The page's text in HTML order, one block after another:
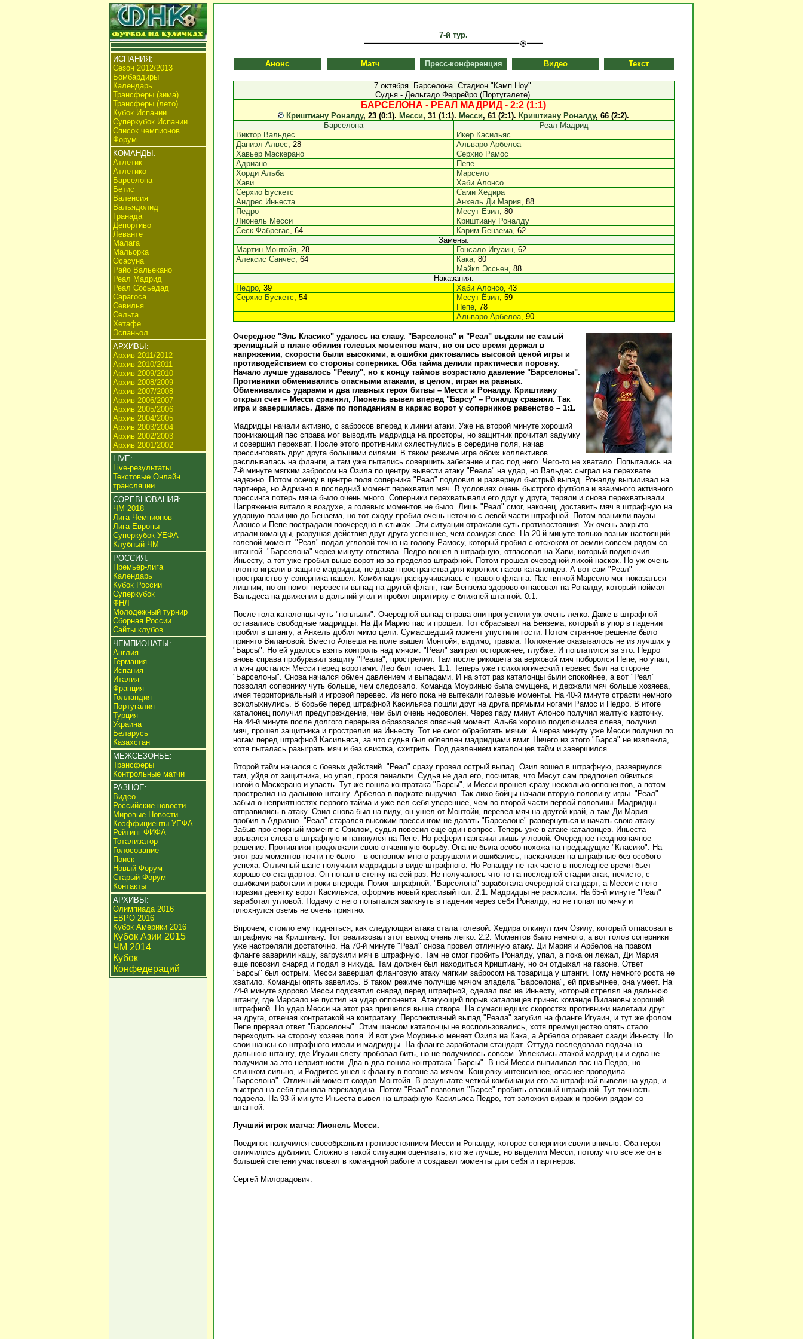
ИСПАНИЯ:
Сезон 2012/2013
Бомбардиры
Календарь
Трансферы (зима)
Трансферы (лето)
Кубок Испании
Суперкубок Испании
Список чемпионов
Форум
КОМАНДЫ:
Атлетик
Атлетико
Барселона
Бетис
Валенсия
Вальядолид
Гранада
Депортиво
Леванте
Малага
Мальорка
Осасуна
Райо Вальекано
Реал Мадрид
Реал Сосьедад
Сарагоса
Севилья
Сельта
Хетафе
Эспаньол
АРХИВЫ:
Архив 2011/2012
Архив 2010/2011
Архив 2009/2010
Архив 2008/2009
Архив 2007/2008
Архив 2006/2007
Архив 2005/2006
Архив 2004/2005
Архив 2003/2004
Архив 2002/2003
Архив 2001/2002
LIVE:
Live-результаты
Текстовые Онлайн
трансляции
СОРЕВНОВАНИЯ:
ЧМ 2018
Лига Чемпионов
Лига Европы
Суперкубок УЕФА
Клубный ЧМ
РОССИЯ:
Премьер-лига
Календарь
Кубок России
Суперкубок
ФНЛ
Молодежный турнир
Сборная России
Сайты клубов
ЧЕМПИОНАТЫ:
Англия
Германия
Испания
Италия
Франция
Голландия
Португалия
Турция
Украина
Беларусь
Казахстан
МЕЖСЕЗОНЬЕ:
Трансферы
Контрольные матчи
РАЗНОЕ:
Видео
Российские новости
Мировые Новости
Коэффициенты УЕФА
Рейтинг ФИФА
Тотализатор
Голосование
Поиск
Новый Форум
Старый Форум
Контакты
АРХИВЫ:
Олимпиада 2016
ЕВРО 2016
Кубок Америки 2016
Кубок Азии 2015
ЧМ 2014
Кубок
Конфедераций
7-й тур.
Анонс Матч Пресс-конференция Видео Текст
7 октября. Барселона. Стадион "Камп Ноу".
Судья - Дельгадо Феррейро (Португалете).
БАРСЕЛОНА - РЕАЛ МАДРИД - 2:2 (1:1)
Криштиану Роналду, 23 (0:1). Месси, 31 (1:1). Месси, 61 (2:1). Криштиану Роналду, 66 (2:2).
Барселона
Реал Мадрид
Виктор Вальдес
Икер Касильяс
Даниэл Алвес, 28
Альваро Арбелоа
Хавьер Маскерано
Серхио Рамос
Адриано
Пепе
Хорди Альба
Марсело
Хави
Хаби Алонсо
Серхио Бускетс
Сами Хедира
Андрес Иньеста
Анхель Ди Мария, 88
Педро
Месут Ёзил, 80
Лионель Месси
Криштиану Роналду
Сеск Фабрегас, 64 Карим Бензема, 62
Замены:
Мартин Монтойя, 28 Гонсало Игуаин, 62
Алексис Санчес, 64 Кака, 80
Майкл Эссьен, 88
Наказания:
Педро, 39 Хаби Алонсо, 43
Серхио Бускетс, 54 Месут Ёзил, 59
Пепе, 78
Альваро Арбелоа, 90
Очередное "Эль Класико" удалось на славу. "Барселона" и "Реал" выдали не самый
зрелищный в плане обилия голевых моментов матч, но он все время держал в
напряжении, скорости были высокими, а ошибки диктовались высокой ценой игры и
противодействием со стороны соперника. Оба тайма делили практически поровну.
Начало лучше удавалось "Реалу", но к концу таймов возрастало давление "Барселоны".
Противники обменивались опасными атаками, в целом, играя на равных.
Обменивались ударами и два главных героя битвы – Месси и Роналду. Криштиану
открыл счет – Месси сравнял, Лионель вывел вперед "Барсу" – Роналду сравнял. Так
игра и завершилась. Даже по попаданиям в каркас ворот у соперников равенство – 1:1.
Мадридцы начали активно, с забросов вперед к линии атаки. Уже на второй минуте хороший
проникающий пас справа мог выводить мадридца на просторы, но защитник прочитал задумку
и совершил перехват. После этого противники схлестнулись в середине поля, начав
прессинговать друг друга большими силами. В таком режиме игра обоих коллективов
расплывалась на фланги, а там уже пытались совершить забегание и пас под него. Чего-то не хватало. Попытались на
7-й минуте мягким забросом на Озила по центру вывести атаку "Реала" на удар, но Вальдес сыграл на перехвате
надежно. Потом осечку в центре поля соперника "Реал" подловил и развернул быстрый выпад. Роналду выпиливал на
партнера, но Адриано в последний момент перехватил мяч. В условиях очень быстрого футбола и взаимного активного
прессинга потерь мяча было очень много. Соперники перехватывали его друг у друга, теряли и снова перехватывали.
Напряжение витало в воздухе, а голевых моментов не было. Лишь "Реал" смог, наконец, доставить мяч в штрафную на
ударную позицию до Бензема, но тот сходу пробил очень неточно с левой части штрафной. Потом возникли паузы –
Алонсо и Пепе пострадали поочередно в стыках. Эти ситуации отражали суть противостояния. Уж очень закрыто
играли команды, разрушая действия друг друга успешнее, чем созидая свое. На 20-й минуте только возник настоящий
голевой момент. "Реал" подал угловой точно на голову Рамосу, который пробил с отскоком от земли совсем рядом со
штангой. "Барселона" через минуту ответила. Педро вошел в штрафную, отпасовал на Хави, который подключил
Иньесту, а тот уже пробил выше ворот из-за пределов штрафной. Потом прошел очередной лихой наскок. Но уж очень
плотно играли в защите мадридцы, не давая пространства для коротких пасов каталонцев. А вот сам "Реал"
пространство у соперника нашел. Комбинация раскручивалась с правого фланга. Пас пяткой Марсело мог показаться
лишним, но он помог перевести выпад на другой фланг, там Бензема здорово отпасовал на Роналду, который поймал
Вальдеса на движении в дальний угол и пробил впритирку с ближней штангой. 0:1.
После гола каталонцы чуть "поплыли". Очередной выпад справа они пропустили уж очень легко. Даже в штрафной
оставались свободные мадридцы. На Ди Марию пас и прошел. Тот сбрасывал на Бензема, который в упор в падении
пробил в штангу, а Анхель добил мимо цели. Сумасшедший момент упустили гости. Потом странное решение было
принято Вилановой. Вместо Алвеша на поле вышел Монтойя, видимо, травма. Положение оказывалось не из лучших у
"Барсы". Но ей удалось взять контроль над мячом. "Реал" заиграл осторожнее, глубже. И поплатился за это. Педро
вновь справа пробуравил защиту "Реала", прострелил. Там после рикошета за верховой мяч поборолся Пепе, но упал,
и мяч достался Месси перед воротами. Лео был точен. 1:1. Теперь уже психологический перевес был на стороне
"Барселоны". Снова начался обмен давлением и выпадами. И на этот раз каталонцы были спокойнее, а вот "Реал"
позволял сопернику чуть больше, чем следовало. Команда Моуринью была смущена, и держали мяч больше хозяева,
имея территориальный и игровой перевес. Из него пока не вытекали голевые моменты. На 40-й минуте страсти немного
всколыхнулись. В борьбе перед штрафной Касильяса пошли друг на друга прямыми ногами Рамос и Педро. В итоге
каталонец получил предупреждение, чем был очень недоволен. Через пару минут Алонсо получил желтую карточку.
На 44-й минуте после долгого перерыва образовался опасный момент. Альба хорошо подключился слева, получил
мяч, прошел защитника и прострелил на Иньесту. Тот не смог обработать мячик. А через минуту уже Месси получил по
ногам перед штрафной Касильяса, за что судья был облеплен мадридцами вмиг. Ничего из этого "Барса" не извлекла,
хотя пыталась разыграть мяч и без свистка, схитрить. Под давлением каталонцев тайм и завершился.
Второй тайм начался с боевых действий. "Реал" сразу провел острый выпад. Озил вошел в штрафную, развернулся
там, уйдя от защитника, но упал, прося пенальти. Судья не дал его, посчитав, что Месут сам предпочел обвиться
ногой о Маскерано и упасть. Тут же пошла контратака "Барсы", и Месси прошел сразу несколько оппонентов, а потом
прострелил на дальнюю штангу. Арбелоа в подкате выручил. Так лихо бойцы начали вторую половину игры. "Реал"
забыл о неприятностях первого тайма и уже вел себя увереннее, чем во второй части первой половины. Мадридцы
отправились в атаку. Озил снова был на виду, он ушел от Монтойи, перевел мяч на другой край, а там Ди Мария
пробил в Адриано. "Реал" старался высоким прессингом не давать "Барселоне" развернуться и начать свою атаку.
Забыв про спорный момент с Озилом, судья повесил еще один вопрос. Теперь уже в атаке каталонцев. Иньеста
врывался слева в штрафную и наткнулся на Пепе. Но рефери назначил лишь угловой. Очередное неоднозначное
решение. Противники продолжали свою отчаянную борьбу. Она не была особо похожа на предыдущие "Класико". На
этот раз моментов почти не было – в основном много разрушали и ошибались, наскакивая на штрафные без особого
успеха. Отличный шанс получили мадридцы в виде штрафного. Но Роналду не так часто в последнее время бьет
хорошо со стандартов. Он попал в стенку на сей раз. Не получалось что-то на последней стадии атак, нечисто, с
ошибками работали игроки впереди. Помог штрафной. "Барселона" заработала очередной стандарт, а Месси с него
поразил девятку ворот Касильяса, оформив новый красивый гол. 2:1. Мадридцы не раскисли. На 65-й минуте "Реал"
заработал угловой. Подачу с него попытался замкнуть в падении через себя Роналду, но не попал по мячу и
плюхнулся оземь не очень приятно.
Впрочем, стоило ему подняться, как следующая атака стала голевой. Хедира откинул мяч Озилу, который отпасовал в
штрафную на Криштиану. Тот реализовал этот выход очень легко. 2:2. Моментов было немного, а вот голов соперники
уже настреляли достаточно. На 70-й минуте "Реал" снова провел отличную атаку. Ди Мария и Арбелоа на правом
фланге заварили кашу, загрузили мяч в штрафную. Там не смог пробить Роналду, упал, а пока он лежал, Ди Мария
еще повозил снаряд и подал в никуда. Там должен был находиться Криштиану, но он отдыхал на газоне. Ответ
"Барсы" был острым. Месси завершал фланговую атаку мягким забросом на товарища у штанги. Тому немного роста не
хватило. Команды опять завелись. В таком режиме получше мячом владела "Барселона", ей привычнее, она умеет. На
74-й минуте здорово Месси подхватил снаряд перед штрафной, сделал пас на Иньесту, который стрелял на дальнюю
штангу, где Марсело не пустил на удар оппонента. Атакующий порыв каталонцев принес команде Вилановы хороший
штрафной. Но удар Месси на этот раз пришелся выше створа. На сумасшедших скоростях противники налетали друг
на друга, отвечая контратакой на контратаку. Перспективный выпад "Реала" загубил на фланге Игуаин, и тут же фолом
Пепе прервал ответ "Барселоны". Этим шансом каталонцы не воспользовались, хотя преимущество опять стало
переходить на сторону хозяев поля. И вот уже Моуринью меняет Озила на Кака, а Арбелоа огревает сзади Иньесту. Но
свои шансы со штрафного имели и мадридцы. На фланге заработали стандарт. Оттуда последовала подача на
дальнюю штангу, где Игуаин слету пробовал бить, но не получилось совсем. Увлеклись атакой мадридцы и едва не
получили за это неприятности. Два в два пошла контратака "Барсы". В ней Месси выпиливал пас на Педро, но
слишком сильно, и Родригес ушел к флангу в погоне за мячом. Концовку интенсивнее, опаснее проводила
"Барселона". Отличный момент создал Монтойя. В результате четкой комбинации его за штрафной вывели на удар, и
выстрел на себя приняла перекладина. Потом "Реал" позволил "Барсе" пробить опасный штрафной. Тут точность
подвела. На 93-й минуте Иньеста вывел на штрафную Касильяса Педро, тот заложил вираж и пробил рядом со
штангой.
Лучший игрок матча: Лионель Месси.
Поединок получился своеобразным противостоянием Месси и Роналду, которое соперники свели вничью. Оба героя
отличились дублями. Сложно в такой ситуации оценивать, кто же лучше, но выделим Месси, потому что все же он в
большей степени участвовал в командной работе и создавал моменты для себя и партнеров.
Сергей Милорадович.